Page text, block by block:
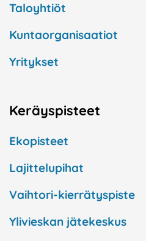
Taloyhtiöt
Kuntaorganisaatiot
Yritykset
Keräyspisteet
Ekopisteet
Lajittelupihat
Vaihtori-kierrätyspiste
Ylivieskan jätekeskus